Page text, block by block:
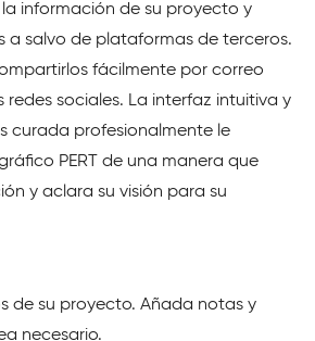
información de su proyecto y
a salvo de plataformas de terceros.
fácilmente por correo
redes sociales. La interfaz intuitiva y
curada profesionalmente le
PERT de una manera que
y aclara su visión para su
de su proyecto. Añada notas y
necesario.